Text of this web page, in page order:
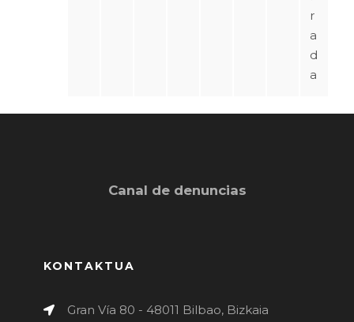
r
a
d
a
Canal de denuncias
KONTAKTUA
Gran Vía 80 - 48011 Bilbao, Bizkaia